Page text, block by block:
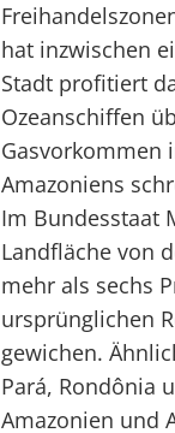
hat inzwischen
Stadt profitiert
Ozeanschiffen
Gasvorkommen
Amazoniens
Im Bundesstaat
Landfläche von
mehr als sechs
ursprünglichen
gewichen.
Pará, Rondônia
Amazonien und